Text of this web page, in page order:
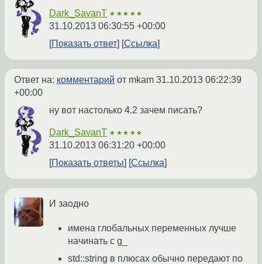
Dark_SavanT ★★★★★
31.10.2013 06:30:55 +00:00
Показать ответ
Ссылка
Ответ на: комментарий от mkam 31.10.2013 06:22:39
+00:00
ну вот настолько 4.2 зачем писать?
Dark_SavanT ★★★★★
31.10.2013 06:31:20 +00:00
Показать ответы
Ссылка
И заодно
имена глобальных переменных лучше
начинать с g_
std::string в плюсах обычно передают по